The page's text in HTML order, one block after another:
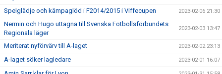
Spelglädje och kämpaglöd i F2014/2015 i Viffecupen 2023-02-06 21:30
Nermin och Hugo uttagna till Svenska Fotbollsförbundets
Regionala läger
2023-02-03 13:47
Meriterat nyförvärv till A-laget 2023-02-02 23:13
A-laget söker lagledare 2023-02-01 16:07